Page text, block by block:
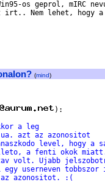
os geprol, mIRC
Nem lehet, hogy a
(mind)
):
a leg
azt az azonositot
level, hogy a
a fenti okok
volt. Ujabb
egy userneven
az azonositot. :(